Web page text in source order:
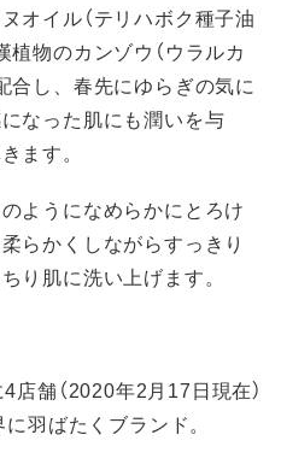
オイル（テリハボク種子油
植物のカンゾウ（ウラルカ
合し、春先にゆらぎの気に
なった肌にも潤いを与
ます。
ようになめらかにとろけ
らかくしながらすっきり
り肌に洗い上げます。
舗（2020年2月17日現在）
羽ばたくブランド。